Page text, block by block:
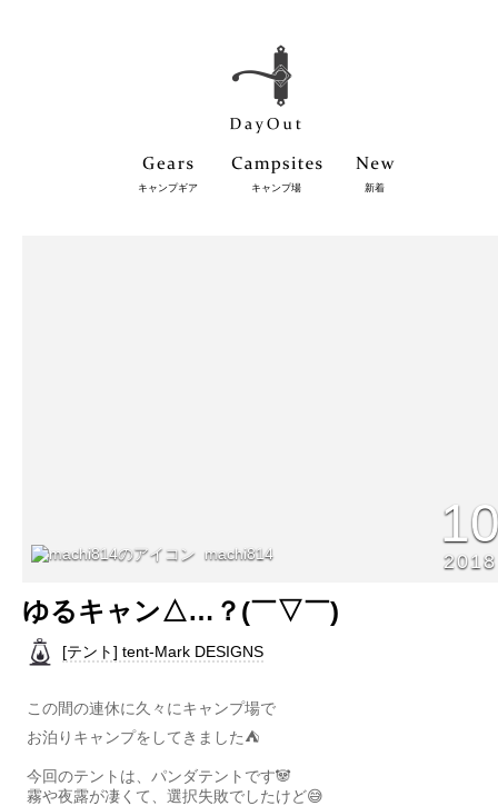
キャンプギア キャンプ場 新着
machi814 2018
ゆるキャン△…？(￣▽￣)
[テント] tent-Mark DESIGNS
この間の連休に久々にキャンプ場で
お泊りキャンプをしてきました⛺️
今回のテントは、パンダテントです🐼
霧や夜露が凄くて、選択失敗でしたけど😅